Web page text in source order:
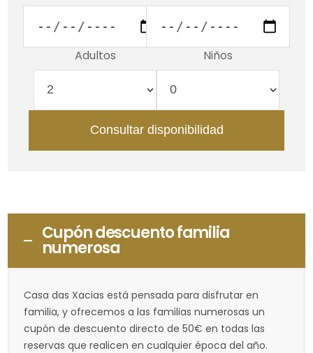
Adultos Niños
Consultar disponibilidad
Cupón descuento familia
numerosa
Casa das Xacias está pensada para disfrutar en
familia, y ofrecemos a las familias numerosas un
cupón de descuento directo de 50€ en todas las
reservas que realicen en cualquier época del año.